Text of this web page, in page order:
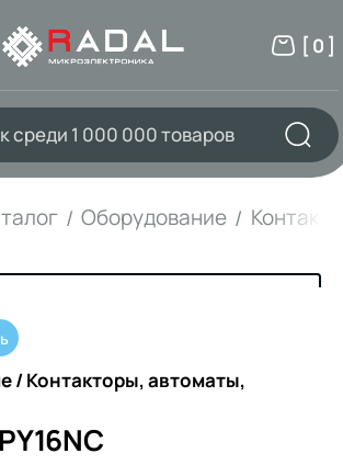
[ 0 ]
Оборудование
/ Контакторы, автоматы,